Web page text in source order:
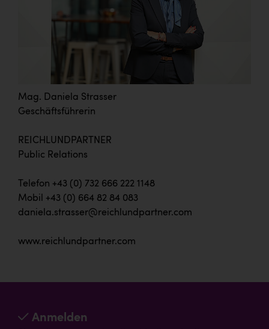
Mag. Daniela Strasser
Geschäftsführerin
REICHLUNDPARTNER
Public Relations
Telefon +43 (0) 732 666 222 1148
Mobil +43 (0) 664 82 84 083
daniela.strasser@reichlundpartner.com
www.reichlundpartner.com
Anmelden